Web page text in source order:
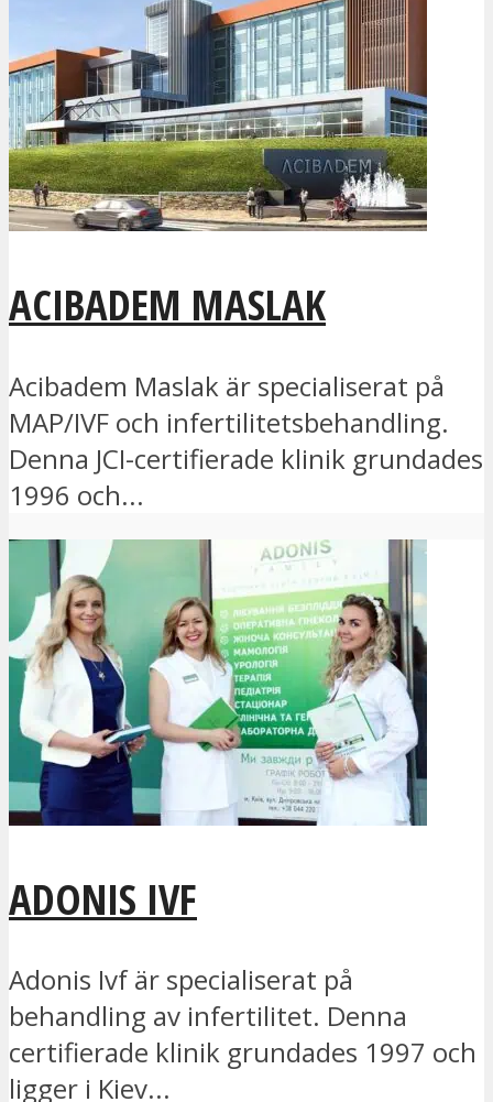
ACIBADEM MASLAK
Acibadem Maslak är specialiserat på
MAP/IVF och infertilitetsbehandling.
Denna JCI-certifierade klinik grundades
1996 och...
ADONIS IVF
Adonis Ivf är specialiserat på
behandling av infertilitet. Denna
certifierade klinik grundades 1997 och
ligger i Kiev...